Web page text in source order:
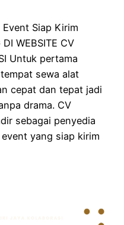
Siap Kirim
WEBSITE CV
Untuk pertama
sewa alat
cepat dan tepat jadi
drama. CV
sebagai penyedia
yang siap kirim